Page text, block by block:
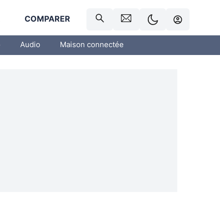
COMPARER
Audio Maison connectée